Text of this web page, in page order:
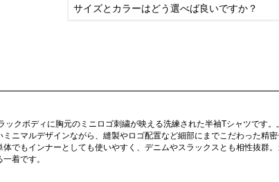
サイズとカラーはどう選べば良いですか？
クボディに胸元のミニロゴ刺繍が映える洗練された半袖Tシャツです。
ニマルデザインながら、縫製やロゴ配置など細部にまでこだわった精
でもインナーとしても使いやすく、デニムやスラックスとも相性抜群
着です。